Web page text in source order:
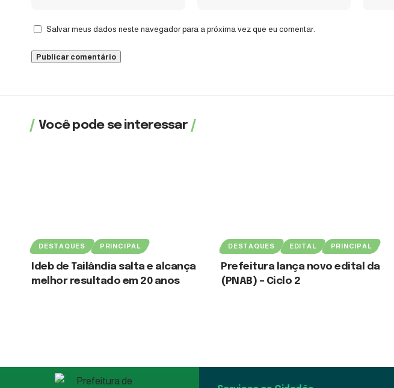
Salvar meus dados neste navegador para a próxima vez que eu comentar.
Você pode se interessar
DESTAQUES PRINCIPAL
Ideb de Tailândia salta e alcança
melhor resultado em 20 anos
DESTAQUES EDITAL PRINCIPAL
Prefeitura lança novo edital da
(PNAB) – Ciclo 2